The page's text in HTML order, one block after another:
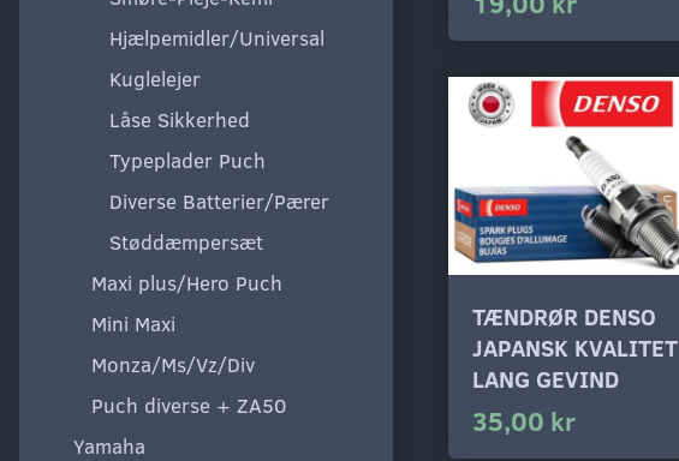
Hjælpemidler/Universal
Kuglelejer
Låse Sikkerhed
Typeplader Puch
Diverse Batterier/Pærer
Støddæmpersæt
Maxi plus/Hero Puch
Mini Maxi
Monza/Ms/Vz/Div
Puch diverse + ZA50
Yamaha
TÆNDRØR DENSO
JAPANSK KVALITET
LANG GEVIND
35,00 kr